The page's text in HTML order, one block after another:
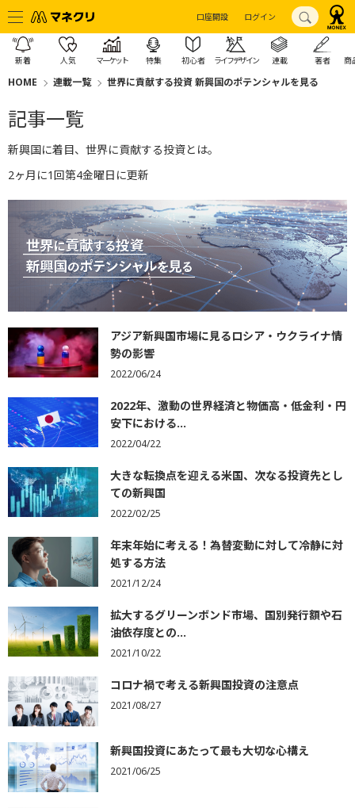
口座開設 ログイン
新着 人気 マーケット 特集 初心者 ライフデザイン 連載 著者 商
HOME 連載一覧 世界に貢献する投資 新興国のポテンシャルを見る
記事一覧
新興国に着目、世界に貢献する投資とは。
2ヶ月に1回第4金曜日に更新
アジア新興国市場に見るロシア・ウクライナ情
勢の影響
2022/06/24
2022年、激動の世界経済と物価高・低金利・円
安下における...
2022/04/22
大きな転換点を迎える米国、次なる投資先とし
ての新興国
2022/02/25
年末年始に考える！為替変動に対して冷静に対
処する方法
2021/12/24
拡大するグリーンボンド市場、国別発行額や石
油依存度との...
2021/10/22
コロナ禍で考える新興国投資の注意点
2021/08/27
新興国投資にあたって最も大切な心構え
2021/06/25